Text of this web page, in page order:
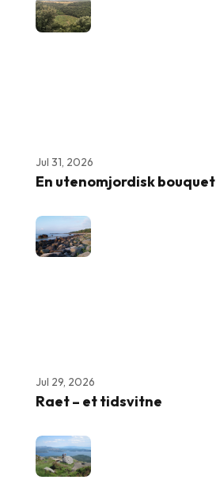
Jul 31, 2026
En utenomjordisk bouquet
Jul 29, 2026
Raet – et tidsvitne